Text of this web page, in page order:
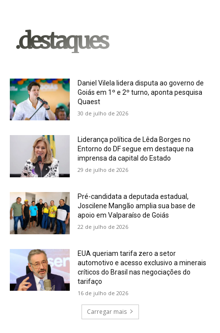
.destaques
Daniel Vilela lidera disputa ao governo de
Goiás em 1º e 2º turno, aponta pesquisa
Quaest
30 de julho de 2026
Liderança política de Lêda Borges no
Entorno do DF segue em destaque na
imprensa da capital do Estado
29 de julho de 2026
Pré-candidata a deputada estadual,
Joscilene Mangão amplia sua base de
apoio em Valparaíso de Goiás
22 de julho de 2026
EUA queriam tarifa zero a setor
automotivo e acesso exclusivo a minerais
críticos do Brasil nas negociações do
tarifaço
16 de julho de 2026
Carregar mais